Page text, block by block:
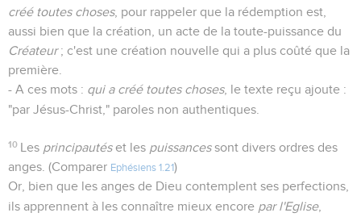
créé toutes choses, pour rappeler que la rédemption est,
aussi bien que la création, un acte de la toute-puissance du
Créateur; c'est une création nouvelle qui a plus coûté que la
première.
- A ces mots : qui a créé toutes choses, le texte reçu ajoute :
"par Jésus-Christ," paroles non authentiques.
10 Les principautéset les puissancessont divers ordres des
anges. (Comparer Ephésiens 1.21)
Or, bien que les anges de Dieu contemplent ses perfections,
ils apprennent à les connaître mieux encore par l'Eglise,